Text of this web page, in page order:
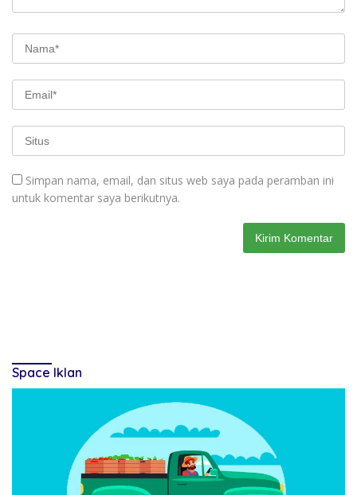
Simpan nama, email, dan situs web saya pada peramban ini
untuk komentar saya berikutnya.
Space Iklan